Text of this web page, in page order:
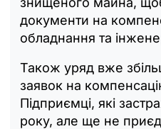
документи на
обладнання та
Також уряд вже
заявок на
Підприємці, які
року, але ще не